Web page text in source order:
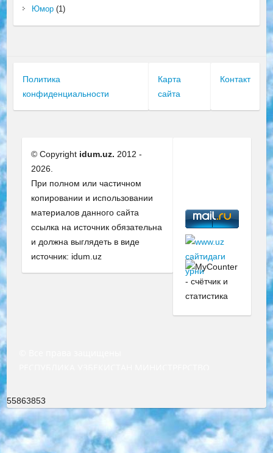
Юмор(1)
Политика
конфиденциальности
Карта
сайта
Контакт
© Copyright idum.uz. 2012 -
2026.
При полном или частичном
копировании и использовании
материалов данного сайта
ссылка на источник обязательна
и должна выглядеть в виде
источник: idum.uz
55863853